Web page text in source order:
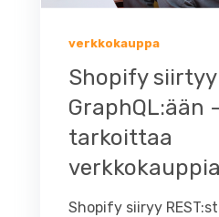
verkkokauppa
Shopify siirtyy
GraphQL:ään
tarkoittaa
Shopify siiryy